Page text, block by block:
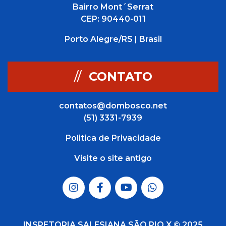
Bairro Mont´Serrat
CEP: 90440-011
Porto Alegre/RS | Brasil
// CONTATO
contatos@dombosco.net
(51) 3331-7939
Politica de Privacidade
Visite o site antigo